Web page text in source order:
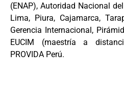
(ENAP), Autoridad Nacional
Lima, Piura, Cajamarca,
Gerencia Internacional,
EUCIM (maestría a
PROVIDA Perú.